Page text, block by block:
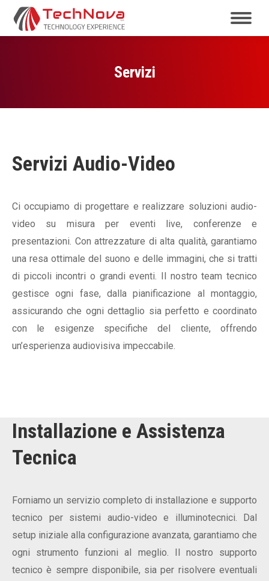
Servizi
Servizi Audio-Video
Ci occupiamo di progettare e realizzare soluzioni audio-
video su misura per eventi live, conferenze e
presentazioni. Con attrezzature di alta qualità, garantiamo
una resa ottimale del suono e delle immagini, che si tratti
di piccoli incontri o grandi eventi. Il nostro team tecnico
gestisce ogni fase, dalla pianificazione al montaggio,
assicurando che ogni dettaglio sia perfetto e coordinato
con le esigenze specifiche del cliente, offrendo
un’esperienza audiovisiva impeccabile.
Installazione e Assistenza
Tecnica
Forniamo un servizio completo di installazione e supporto
tecnico per sistemi audio-video e illuminotecnici. Dal
setup iniziale alla configurazione avanzata, garantiamo che
ogni strumento funzioni al meglio. Il nostro supporto
tecnico è sempre disponibile, sia per risolvere eventuali